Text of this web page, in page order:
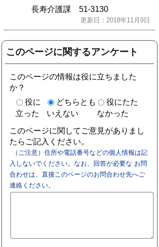
長寿介護課 51-3130
更新日：2018年11月9日
このページに関するアンケート
このページの情報は役に立ちました
か？
役に
立った
どちらとも
いえない
役にたた
なかった
このページに関してご意見がありまし
たらご記入ください。
（ご注意）住所や電話番号などの個人情報は記
入しないでください。なお、回答が必要な お問
合わせは、直接このページのお問合わせ先へご
連絡ください。